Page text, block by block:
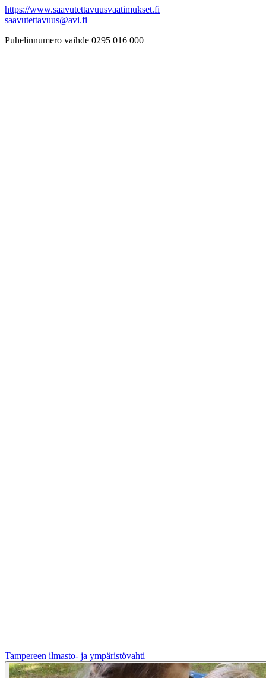
https://www.saavutettavuusvaatimukset.fi
saavutettavuus@avi.fi
Puhelinnumero vaihde 0295 016 000
Tampereen ilmasto- ja ympäristövahti